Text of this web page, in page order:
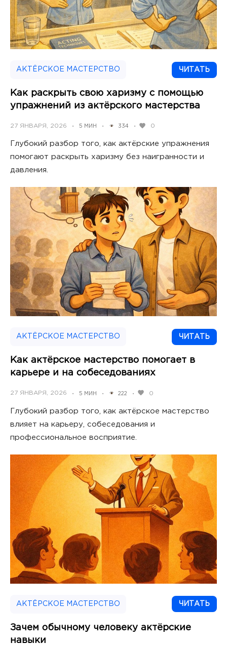
АКТЁРСКОЕ МАСТЕРСТВО ЧИТАТЬ
Как раскрыть свою харизму с помощью
упражнений из актёрского мастерства
POSTED
27 ЯНВАРЯ, 2026 • 5 МИН • 334 • 0
Глубокий разбор того, как актёрские упражнения
помогают раскрыть харизму без наигранности и
давления.
АКТЁРСКОЕ МАСТЕРСТВО ЧИТАТЬ
Как актёрское мастерство помогает в
карьере и на собеседованиях
POSTED
27 ЯНВАРЯ, 2026 • 5 МИН • 222 • 0
Глубокий разбор того, как актёрское мастерство
влияет на карьеру, собеседования и
профессиональное восприятие.
АКТЁРСКОЕ МАСТЕРСТВО ЧИТАТЬ
Зачем обычному человеку актёрские
навыки